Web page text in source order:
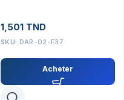
1,501 TND
SKU: DAR-02-F37
Acheter